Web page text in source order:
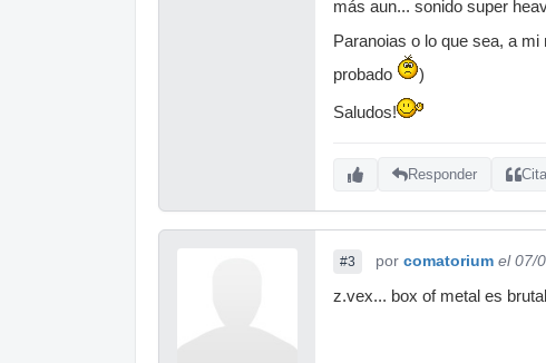
más aun... sonido super
Paranoias o lo que sea, a
probado
)
Saludos!
Responder
#3 por comatorium el 07/
z.vex... box of metal es brutal